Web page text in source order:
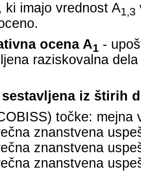
ki imajo vrednost A1,3
ocena A1 -
raziskovalna
iz štirih
točke: mejna
znanstvena
znanstvena
znanstvena